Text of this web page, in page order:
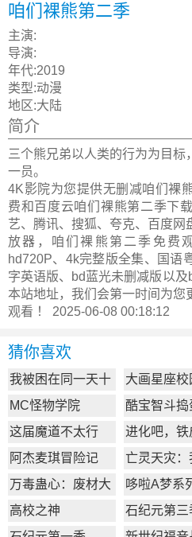
咱们裸熊第二季
主演:
导演:
年代:2019
类型:动漫
地区:大陆
简介
三个熊兄弟以人类的行为为目标
一员。
4K影院为您提供无删减咱们裸
费和百度云咱们裸熊第二季下
艺、腾讯、搜狐、夸克、百度网
放器，咱们裸熊第二季免费
hd720P、4k完整版全集、国语
字英语版、bd蓝光未删减版以
本站地址，我们会第一时间为您
观看 ！ 2025-06-08 00:18:12
猜你喜欢
我被困在同一天十
万年
大画星座校
第2季
MC怪物学院
酷宝智斗捣
1季
这届魔道不太行 进化吧，铁
阿杰麦琪冒险记
亡灵天灾：
百万骨海
万毒蛊心：废材大
小姐杀疯了
哆啦A梦系
高校之神 石纪元第三